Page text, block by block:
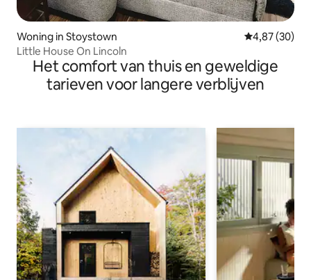
Woning in Stoystown Gemiddelde
4,87 (30)
Little House On Lincoln
Het comfort van thuis en geweldige
tarieven voor langere verblijven